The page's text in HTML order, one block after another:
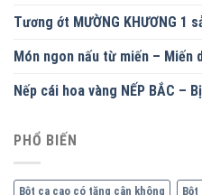
Tương ớt MƯỜNG KHƯƠNG 1
Món ngon nấu từ miến – Miến
Nếp cái hoa vàng NẾP BẮC –
PHỔ BIẾN
Bột ca cao có tăng cân không Bột